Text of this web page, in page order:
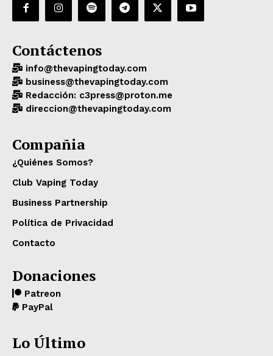
Contáctenos
info@thevapingtoday.com
business@thevapingtoday.com
Redacción: c3press@proton.me
direccion@thevapingtoday.com
Compañia
¿Quiénes Somos?
Club Vaping Today
Business Partnership
Política de Privacidad
Contacto
Donaciones
Patreon
PayPal
Lo Último